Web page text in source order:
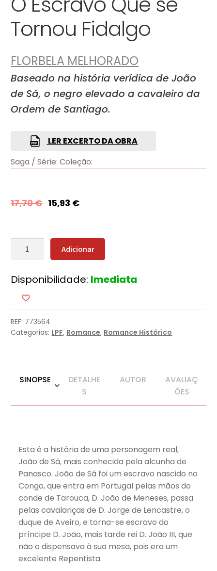
Tornou Fidalgo
FLORBELA MELHORADO
Baseado na história verídica de João
de Sá, o negro elevado a cavaleiro da
Ordem de Santiago.
LER EXCERTO DA OBRA
Saga / Série: Coleção:
17,70€ 15,93 €
Quantidade
Escravo
Que
Tornou
Fidalgo
Adicionar
Disponibilidade: Imediata
REF: 773564
Categorias: LPF, Romance, Romance Histórico
SINOPSE
DETALHE
S
AUTOR
AVALIAÇ
ÕES
Esta é a história de uma personagem real,
João de Sá, mais conhecida pela alcunha de
Panasco. João de Sá foi um escravo nascido no
Congo, que entra em Portugal pelas mãos do
conde de Tarouca, D. João de Meneses, passa
pelas cavalariças de D. Jorge de Lencastre, o
duque de Aveiro, e torna-se escravo do
príncipe D. João, mais tarde rei D. João III, que
não o dispensava à sua mesa, pois era um
excelente Repentista.